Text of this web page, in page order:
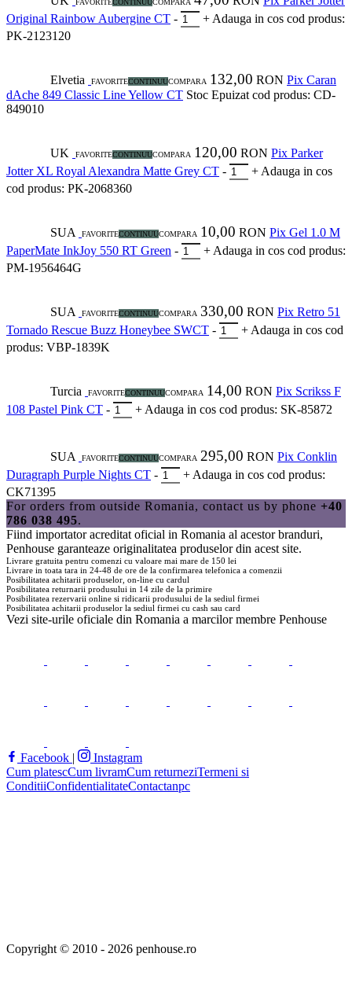
Original Rainbow Aubergine CT - + Adauga in cos cod produs:
PK-2123120
Elvetia FAVORITECONTINUUCOMPARA 132,00 RON Pix Caran
dAche 849 Classic Line Yellow CT Stoc Epuizat cod produs: CD-
849010
UK FAVORITECONTINUUCOMPARA 120,00 RON Pix Parker
Jotter XL Royal Alexandra Matte Grey CT - + Adauga in cos
cod produs: PK-2068360
SUA FAVORITECONTINUUCOMPARA 10,00 RON Pix Gel 1.0 M
PaperMate InkJoy 550 RT Green - + Adauga in cos cod produs:
PM-1956464G
SUA FAVORITECONTINUUCOMPARA 330,00 RON Pix Retro 51
Tornado Rescue Buzz Honeybee SWCT - + Adauga in cos cod
produs: VBP-1839K
Turcia FAVORITECONTINUUCOMPARA 14,00 RON Pix Scrikss F
108 Pastel Pink CT - + Adauga in cos cod produs: SK-85872
SUA FAVORITECONTINUUCOMPARA 295,00 RON Pix Conklin
Duragraph Purple Nights CT - + Adauga in cos cod produs:
CK71395
For orders from outside Romania, contact us by phone +40
786 038 495.
Fiind importator acreditat oficial in Romania al acestor branduri,
Penhouse garanteaze originalitatea produselor din acest site.
Livrare gratuita pentru comenzi cu valoare mai mare de 150 lei
Livrare in toata tara in 24-48 de ore de la confirmarea telefonica a comenzii
Posibilitatea achitarii produselor, on-line cu cardul
Posibilitatea returnarii produsului in 14 zile de la primire
Posibilitatea rezervarii online si ridicarii produsului de la sediul firmei
Posibilitatea achitarii produselor la sediul firmei cu cash sau card
Vezi site-urile oficiale din Romania a marcilor membre Penhouse
Facebook |
Instagram
Cum platescCum livramCum returneziTermeni si
ConditiiConfidentialitateContactanpc
Copyright © 2010 - 2026 penhouse.ro